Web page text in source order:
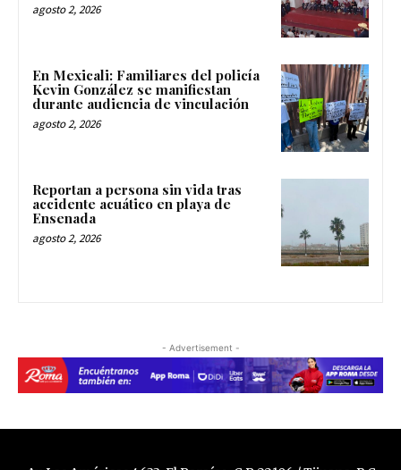
agosto 2, 2026
En Mexicali: Familiares del policía
Kevin González se manifiestan
durante audiencia de vinculación
agosto 2, 2026
Reportan a persona sin vida tras
accidente acuático en playa de
Ensenada
agosto 2, 2026
- Advertisement -